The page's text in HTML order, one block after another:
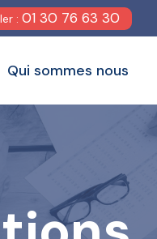
:01 30 76 63 30
Qui sommes nous